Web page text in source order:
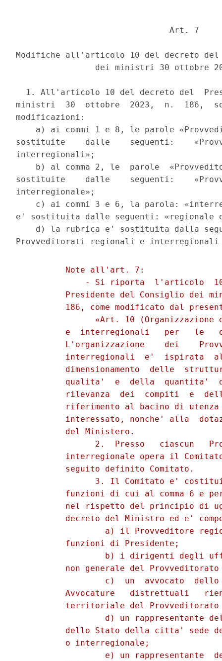
                               Art. 7
Modifiche all'articolo 10 del decreto
dei ministri 30 ottobre
1. All'articolo 10 del decreto del
ministri  30  ottobre  2023,  n.  186,
modificazioni:
a) ai commi 1 e 8, le parole
sostituite    dalle    seguenti:
interregionali»;
b) al comma 2, le  parole
sostituite    dalle    seguenti:
interregionale»;
c) ai commi 3 e 6, la parola:
e' sostituita dalle seguenti: «regionale
d) la rubrica e' sostituita dalla
          Note all'art. 7:
- Si riporta  l'articolo
Presidente del Consiglio dei
186, come modificato dal
«Art. 10 (Organizzazione
e  interregionali   per   le
L'organizzazione    dei
interregionali  e'  ispirata
dimensionamento  delle
qualita'  e  della  quantita'
rilevanza  dei  compiti  e
riferimento al bacino di
interessato, nonche' alla
          del Ministero.
2.  Presso   ciascun
interregionale opera il
          seguito definito Comitato.
3. Il Comitato e'
funzioni di cui al comma 6 e
nel rispetto del principio di
decreto del Ministro ed e'
a) il Provveditore
          funzioni di Presidente;
b) i dirigenti degli
non generale del
c)  un  avvocato
Avvocature   distrettuali
territoriale del
d) un rappresentante
dello Stato della citta' sede
          o interregionale;
e) un rappresentante